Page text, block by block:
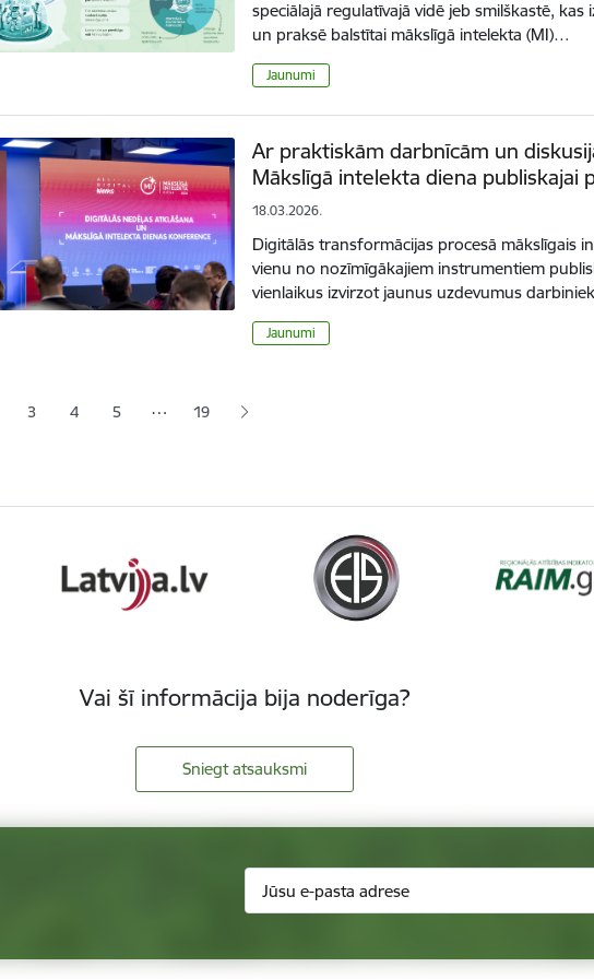
speciālajā regulatīvajā vidē jeb smilškastē,
un praksē balstītai mākslīgā intelekta (MI)…
Jaunumi
Ar praktiskām darbnīcām un
Mākslīgā intelekta diena publiskajai
18.03.2026.
Digitālās transformācijas procesā mākslīgais
vienu no nozīmīgākajiem instrumentiem
vienlaikus izvirzot jaunus uzdevumus
Jaunumi
lapaLapa
3 Lapa
4 Lapa
5 … 19
Vai šī informācija bija noderīga?
Sniegt atsauksmi